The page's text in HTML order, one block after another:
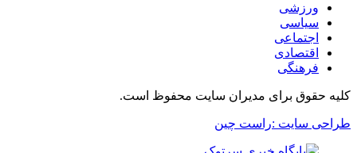
ورزشی
سیاسی
اجتماعی
اقتصادی
فرهنگی
کلیه حقوق برای مدیران سایت محفوظ است.
طراحی سایت :راست چین